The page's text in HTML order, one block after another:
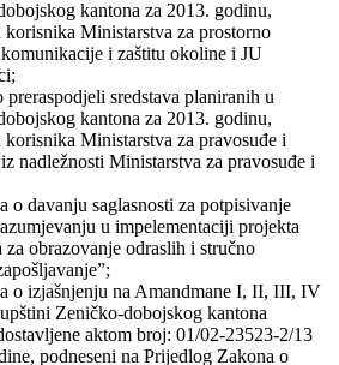
kantona za 2013. godinu,
korisnika Ministarstva za prostorno
i zaštitu okoline i JU
sredstava planiranih u
kantona za 2013. godinu,
Ministarstva za pravosuđe i
nadležnosti Ministarstva za pravosuđe i
o davanju saglasnosti za potpisivanje
u impelementaciji projekta
za obrazovanje odraslih i stručno
o izjašnjenju na Amandmane I, II, III, IV
Zeničko-dobojskog kantona
aktom broj: 01/02-23523-2/13
podneseni na Prijedlog Zakona o